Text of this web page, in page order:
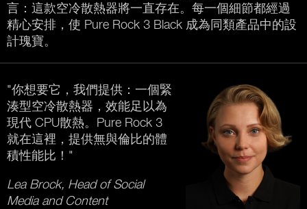
言：這款空冷散熱器將一直存在。每一個細節都經過
精心安排，使 Pure Rock 3 Black 成為同類產品中的設
計瑰寶。
"你想要它，我們提供：一個緊
湊型空冷散熱器，效能足以為
現代 CPU散熱。Pure Rock 3
就在這裡，提供無與倫比的體
積性能比！"
Lea Brock, Head of Social
Media and Content